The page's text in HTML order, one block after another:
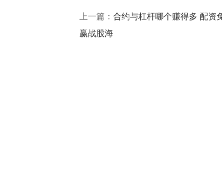
上一篇： 合约与杠杆哪个赚得多 配资
赢战股海